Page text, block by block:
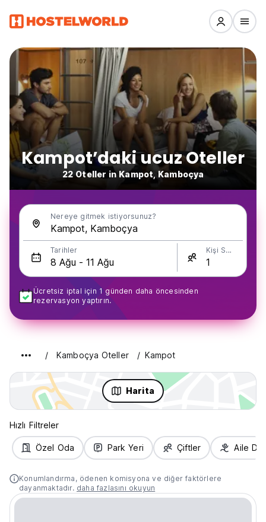
Kampot’daki ucuz Oteller
22 Oteller in Kampot, Kamboçya
Nereye gitmek istiyorsunuz?
Tarihler Kişi Sayısı
Ücretsiz iptal için 1 günden daha öncesinden
rezervasyon yaptırın.
Kamboçya Oteller Kampot
Harita
Hızlı Filtreler
Özel Oda Park Yeri Çiftler Aile
Konumlandırma, ödenen komisyona ve diğer faktörlere
dayanmaktadır. daha fazlasını okuyun